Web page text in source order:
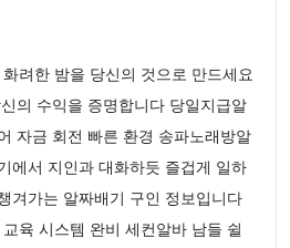
려한 밤을 당신의 것으로 만드세요
의 수익을 증명합니다 당일지급알
자금 회전 빠른 환경 송파노래방알
에서 지인과 대화하듯 즐겁게 일하
겨가는 알짜배기 구인 정보입니다
육 시스템 완비 세컨알바 남들 쉴